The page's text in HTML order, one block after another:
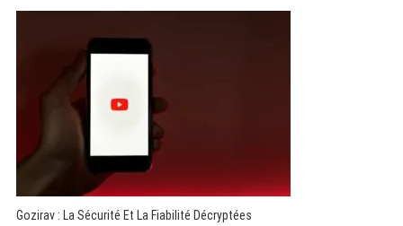
Gozirav : La Sécurité Et La Fiabilité Décryptées